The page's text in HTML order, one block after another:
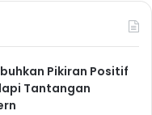
Pikiran Positif
Tantangan